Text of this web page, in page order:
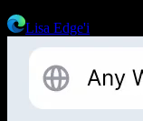
Lisa Edge'i